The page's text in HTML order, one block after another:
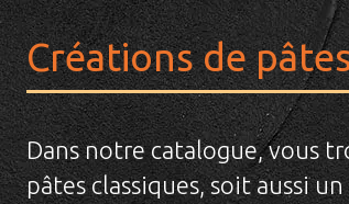
Créations de
Dans notre catalogue, vous
pâtes classiques, soit aussi